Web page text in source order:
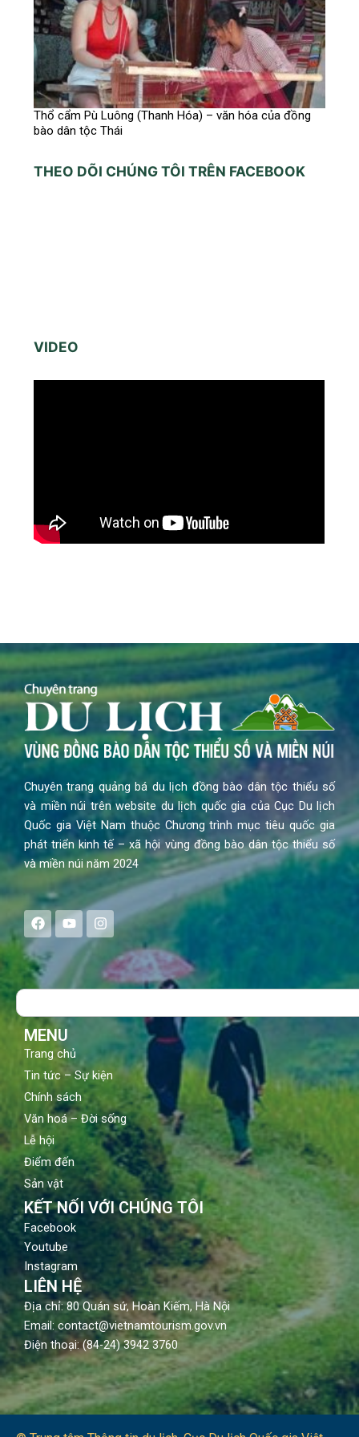
Thổ cẩm Pù Luông (Thanh Hóa) – văn hóa của đồng
bào dân tộc Thái
THEO DÕI CHÚNG TÔI TRÊN FACEBOOK
VIDEO
Chuyên trang quảng bá du lịch đồng bào dân tộc thiểu số
và miền núi trên website du lịch quốc gia của Cục Du lịch
Quốc gia Việt Nam thuộc Chương trình mục tiêu quốc gia
phát triển kinh tế – xã hội vùng đồng bào dân tộc thiểu số
và miền núi năm 2024
F
a
c
e
b
o
Y
o
u
t
u
b
I
n
s
a
g
Search
MENU
Trang chủ
Tin tức – Sự kiện
Chính sách
Văn hoá – Đời sống
Lễ hội
Điểm đến
Sản vật
KẾT NỐI VỚI CHÚNG TÔI
Facebook
Youtube
Instagram
LIÊN HỆ
Địa chỉ: 80 Quán sứ, Hoàn Kiếm, Hà Nội
Email: contact@vietnamtourism.gov.vn
Điện thoại: (84-24) 3942 3760